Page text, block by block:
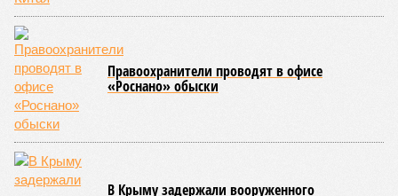
вызванного группой биологов, называется «Конец всей
этой мерзости». В реальной жизни участия пытливых
исследователей в организации конца света может не
понадобиться: природа сама разберётся, как и где
уменьшить масштабы человеческой популяции.
(фото: en.wikipedia.org)
Да, наша любимая маленькая планета может быть